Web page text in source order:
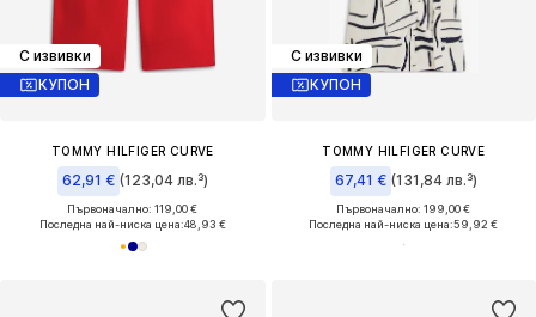
С извивки
КУПОН
TOMMY HILFIGER CURVE
62,91 € (123,04 лв.³)
Първоначално: 119,00 €
Последна най-ниска цена:48,93 €
С извивки
КУПОН
TOMMY HILFIGER CURVE
67,41 € (131,84 лв.³)
Първоначално: 199,00 €
Последна най-ниска цена:59,92 €